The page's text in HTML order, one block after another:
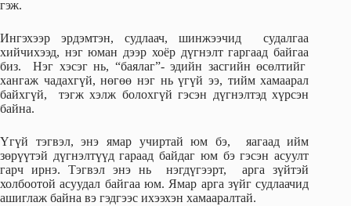
гэж.
Ингэхээр эрдэмтэн, судлаач, шинжээчид судалгаа
хийчихээд, нэг юман дээр хоёр дүгнэлт гаргаад байгаа
биз. Нэг хэсэг нь, “баялаг”- эдийн засгийн өсөлтийг
хангаж чадахгүй, нөгөө нэг нь үгүй ээ, тийм хамаарал
байхгүй, тэгж хэлж болохгүй гэсэн дүгнэлтэд хүрсэн
байна.
Үгүй тэгвэл, энэ ямар учиртай юм бэ, яагаад ийм
зөрүүтэй дүгнэлтүүд гараад байдаг юм бэ гэсэн асуулт
гарч ирнэ. Тэгвэл энэ нь нэгдүгээрт, арга зүйтэй
холбоотой асуудал байгаа юм. Ямар арга зүйг судлаачид
ашиглаж байна вэ гэдгээс ихээхэн хамааралтай.